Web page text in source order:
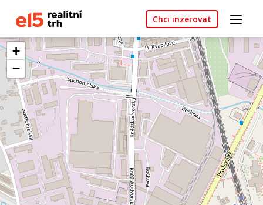
Chci inzerovat
+
−